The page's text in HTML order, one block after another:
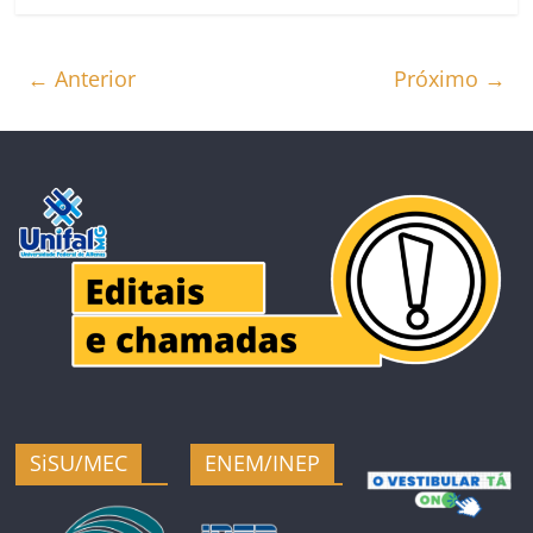
← Anterior Próximo →
SiSU/MEC ENEM/INEP